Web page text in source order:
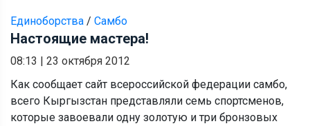
Единоборства / Самбо
Настоящие мастера!
08:13 | 23 октября 2012
Как сообщает сайт всероссийской федерации самбо,
всего Кыргызстан представляли семь спортсменов,
которые завоевали одну золотую и три бронзовых